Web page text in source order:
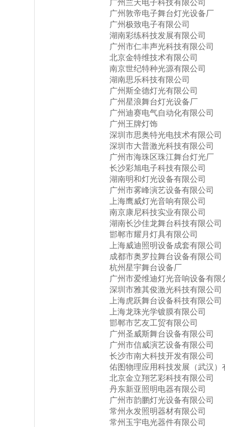
广州兰天电子科技有限公司
广州敦帝电子舞台灯光设备厂
广州极致电子有限公司
湖南彩练科技发展有限公司
广州市仁丰声光科技有限公司
北京金特维技术有限公司
南京世纪特种光源有限公司
湖南思乐科技有限公司
广州斯全德灯光有限公司
广州星浪舞台灯光设备厂
广州迪赛电气自动化有限公司
广州王牌灯饰
深圳市思奥特光电技术有限公司
深圳市大普激光科技有限公司
广州市海珠区珠江舞台灯光厂
长沙彩旭电子科技有限公司
湖南明和灯光设备有限公司
广州市雾峰演艺设备有限公司
上海鹰威灯光音响有限公司
南京康尼科技实业有限公司
湖南长沙佳龙舞台科技有限公司
邯郸市耀月灯具有限公司
上海威迪照明设备成套有限公司
成都市奥罗拉舞台设备有限公司
杭州星宇舞台设备厂
广州市爱维迪灯光音响设备有限
深圳市雅其俊激光科技有限公司
上海虎跃舞台设备科技有限公司
上海龙珠光学镀膜有限公司
邯郸市艺友工贸有限公司
广州圣威斯舞台设备有限公司
广州市信威演艺设备有限公司
长沙市南大科技开发有限公司
佑图物理应用科技发展（武汉）
北京金立翔艺彩科技有限公司
丹东新亚照明电器有限公司
广州市韵鹏灯光设备有限公司
常州永发照明器材有限公司
常州玉宇电光器件有限公司